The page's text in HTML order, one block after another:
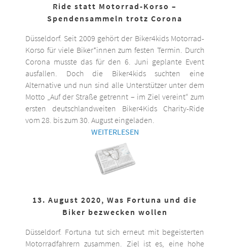
Ride statt Motorrad-Korso –
Spendensammeln trotz Corona
Düsseldorf. Seit 2009 gehört der Biker4kids Motorrad-
Korso für viele Biker*innen zum festen Termin. Durch
Corona musste das für den 6. Juni geplante Event
ausfallen. Doch die Biker4kids suchten eine
Alternative und nun sind alle Unterstützer unter dem
Motto „Auf der Straße getrennt – im Ziel vereint“ zum
ersten deutschlandweiten Biker4Kids Charity-Ride
vom 28. bis zum 30. August eingeladen.
WEITERLESEN
13. August 2020, Was Fortuna und die
Biker bezwecken wollen
Düsseldorf. Fortuna tut sich erneut mit begeisterten
Motorradfahrern zusammen. Ziel ist es, eine hohe